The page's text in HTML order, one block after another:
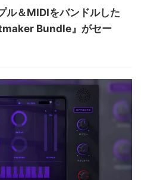
ル＆MIDIをバンドルした
Bundle』がセー